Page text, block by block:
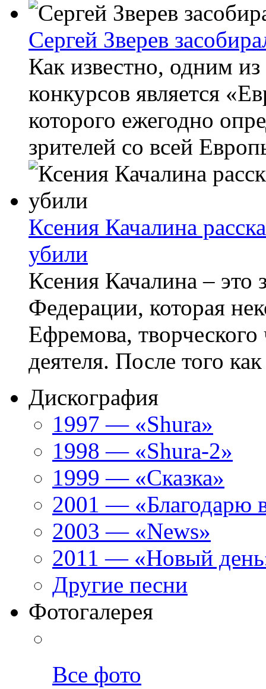
Сергей Зверев
Как известно, одним
конкурсов является
которого ежегодно
зрителей со всей
Ксения Качалина
убили
Ксения Качалина – это
Федерации, которая
Ефремова, творческого
деятеля. После того
Дискография
1997 — «Shura»
1998 — «Shura-2»
1999 — «Сказка»
2001 — «Благодарю
2003 — «News»
2011 — «Новый
Другие песни
Фотогалерея
Все фото